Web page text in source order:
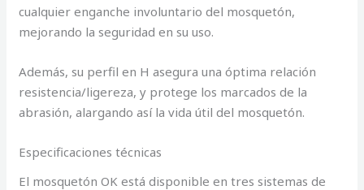
cualquier enganche involuntario del mosquetón,
mejorando la seguridad en su uso.
Además, su perfil en H asegura una óptima relación
resistencia/ligereza, y protege los marcados de la
abrasión, alargando así la vida útil del mosquetón.
Especificaciones técnicas
El mosquetón OK está disponible en tres sistemas de